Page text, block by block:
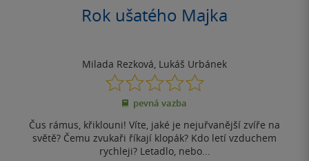
Rok ušatého Majka
Milada Rezková, Lukáš Urbánek
0.0
z
5
pevná vazba
Čus rámus, křiklouni! Víte, jaké je nejuřvanější zvíře na
světě? Čemu zvukaři říkají klopák? Kdo letí vzduchem
rychleji? Letadlo, nebo...